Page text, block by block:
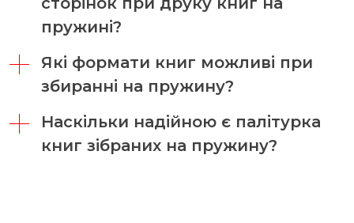
пружині?
Які формати книг можливі при
збиранні на пружину?
Наскільки надійною є палітурка
книг зібраних на пружину?